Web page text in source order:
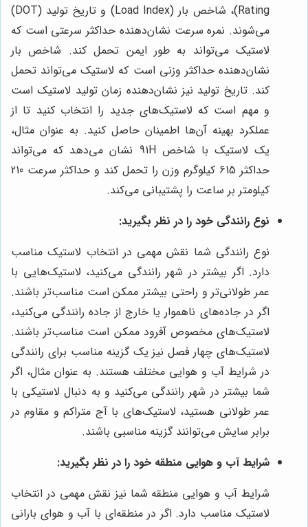
Rating)، شاخص بار (Load Index) و تاریخ تولید (DOT)
می‌شوند. نمره سرعت نشان‌دهنده حداکثر سرعتی است که
لاستیک می‌تواند به طور ایمن تحمل کند. شاخص بار
نشان‌دهنده حداکثر وزنی است که لاستیک می‌تواند تحمل
کند. تاریخ تولید نیز نشان‌دهنده زمان تولید لاستیک است
و مهم است که لاستیک‌های جدید را انتخاب کنید تا از
عملکرد بهینه آن‌ها اطمینان حاصل کنید. به عنوان مثال،
یک لاستیک با شاخص 91H نشان می‌دهد که می‌تواند
حداکثر 615 کیلوگرم وزن را تحمل کند و حداکثر سرعت 210
کیلومتر بر ساعت را پشتیبانی می‌کند.
نوع رانندگی خود را در نظر بگیرید:
نوع رانندگی شما نقش مهمی در انتخاب لاستیک مناسب
دارد. اگر بیشتر در شهر رانندگی می‌کنید، لاستیک‌هایی با
عمر طولانی‌تر و راحتی بیشتر ممکن است مناسب‌تر باشند.
اگر در جاده‌های ناهموار یا خارج از جاده رانندگی می‌کنید،
لاستیک‌های مخصوص آفرود ممکن است مناسب‌تر باشند.
لاستیک‌های چهار فصل نیز یک گزینه مناسب برای رانندگی
در شرایط آب و هوایی مختلف هستند. به عنوان مثال، اگر
شما بیشتر در شهر رانندگی می‌کنید و به دنبال لاستیکی با
عمر طولانی هستید، لاستیک‌های با آج متراکم و مقاوم در
برابر سایش می‌توانند گزینه مناسبی باشند.
شرایط آب و هوایی منطقه خود را در نظر بگیرید:
شرایط آب و هوایی منطقه شما نیز نقش مهمی در انتخاب
لاستیک مناسب دارد. اگر در منطقه‌ای با آب و هوای بارانی